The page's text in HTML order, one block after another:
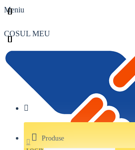
Meniu
COSUL MEU
Produse